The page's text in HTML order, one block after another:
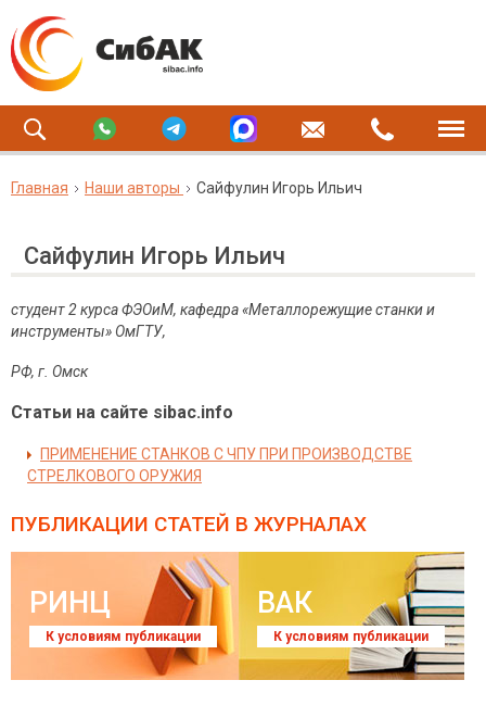
Главная Наши авторы Сайфулин Игорь Ильич
Сайфулин Игорь Ильич
студент 2 курса ФЭОиМ, кафедра «Металлорежущие станки и
инструменты» ОмГТУ,
РФ, г. Омск
Статьи на сайте sibac.info
ПРИМЕНЕНИЕ СТАНКОВ С ЧПУ ПРИ ПРОИЗВОДСТВЕ
СТРЕЛКОВОГО ОРУЖИЯ
ПУБЛИКАЦИИ СТАТЕЙ В ЖУРНАЛАХ
РИНЦ
К условиям публикации
ВАК
К условиям публикации